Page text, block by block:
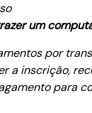
um
por
a inscrição,
para